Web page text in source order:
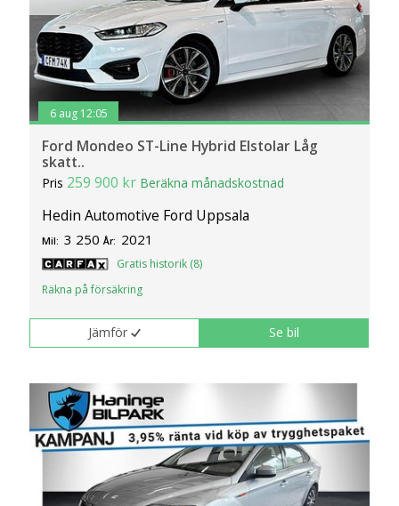
6 aug 12:05
Ford Mondeo ST-Line Hybrid Elstolar Låg
skatt..
Pris 259 900 kr Beräkna månadskostnad
Hedin Automotive Ford Uppsala
Mil: 3 250 År: 2021
Gratis historik (8)
Räkna på försäkring
Jämför Se bil